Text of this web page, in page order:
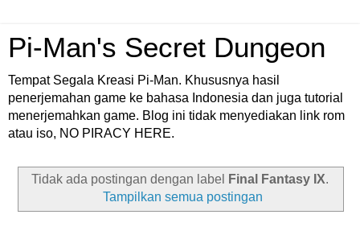
Pi-Man's Secret Dungeon
Tempat Segala Kreasi Pi-Man. Khususnya hasil
penerjemahan game ke bahasa Indonesia dan juga tutorial
menerjemahkan game. Blog ini tidak menyediakan link rom
atau iso, NO PIRACY HERE.
Tidak ada postingan dengan label Final Fantasy IX.
Tampilkan semua postingan